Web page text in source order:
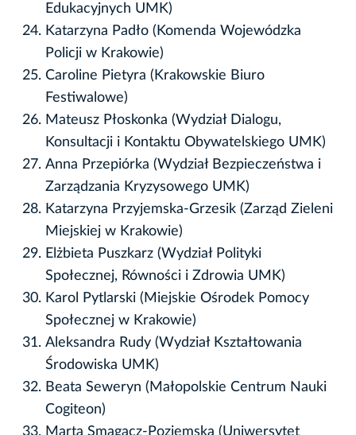
Edukacyjnych UMK)
Katarzyna Padło (Komenda Wojewódzka
Policji w Krakowie)
Caroline Pietyra (Krakowskie Biuro
Festiwalowe)
Mateusz Płoskonka (Wydział Dialogu,
Konsultacji i Kontaktu Obywatelskiego UMK)
Anna Przepiórka (Wydział Bezpieczeństwa i
Zarządzania Kryzysowego UMK)
Katarzyna Przyjemska-Grzesik (Zarząd Zieleni
Miejskiej w Krakowie)
Elżbieta Puszkarz (Wydział Polityki
Społecznej, Równości i Zdrowia UMK)
Karol Pytlarski (Miejskie Ośrodek Pomocy
Społecznej w Krakowie)
Aleksandra Rudy (Wydział Kształtowania
Środowiska UMK)
Beata Seweryn (Małopolskie Centrum Nauki
Cogiteon)
Marta Smagacz-Poziemska (Uniwersytet